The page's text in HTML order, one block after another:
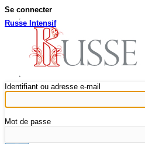
Se connecter
Russe Intensif
Identifiant ou adresse e-mail
Mot de passe